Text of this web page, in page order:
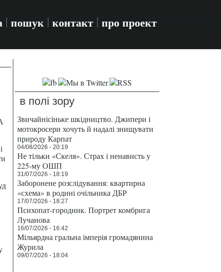
пошук контакт про проект
в полі зору
Звичайнісіньке шкідництво. Джипери і
мотокросери хочуть й надалі знищувати
природу Карпат
04/08/2026 - 20:19
Не тільки «Скеля». Страх і ненависть у
225-му ОШП
31/07/2026 - 18:19
Заборонене розслідування: квартирна
«схема» в родині очільника ДБР
17/07/2026 - 18:27
Психопат-городник. Портрет комбрига
Лучанова
16/07/2026 - 16:42
Мільярдна гральна імперія громадянина
Журила
09/07/2026 - 18:04